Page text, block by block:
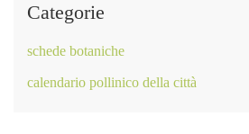
Categorie
schede botaniche
calendario pollinico della città